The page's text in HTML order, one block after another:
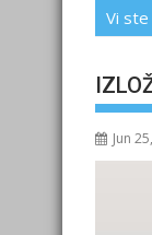
Vi
Jun